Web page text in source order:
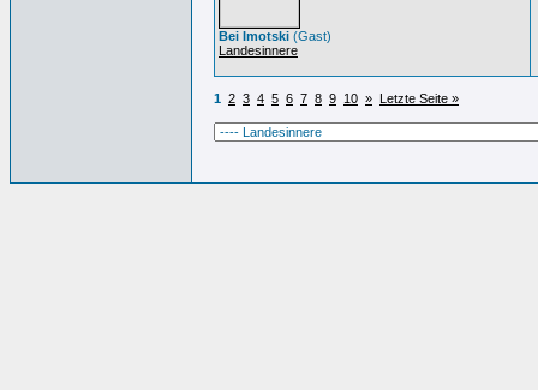
Bei Imotski (Gast)
Landesinnere
1 2 3 4 5 6 7 8 9 10 » Letzte Seite »